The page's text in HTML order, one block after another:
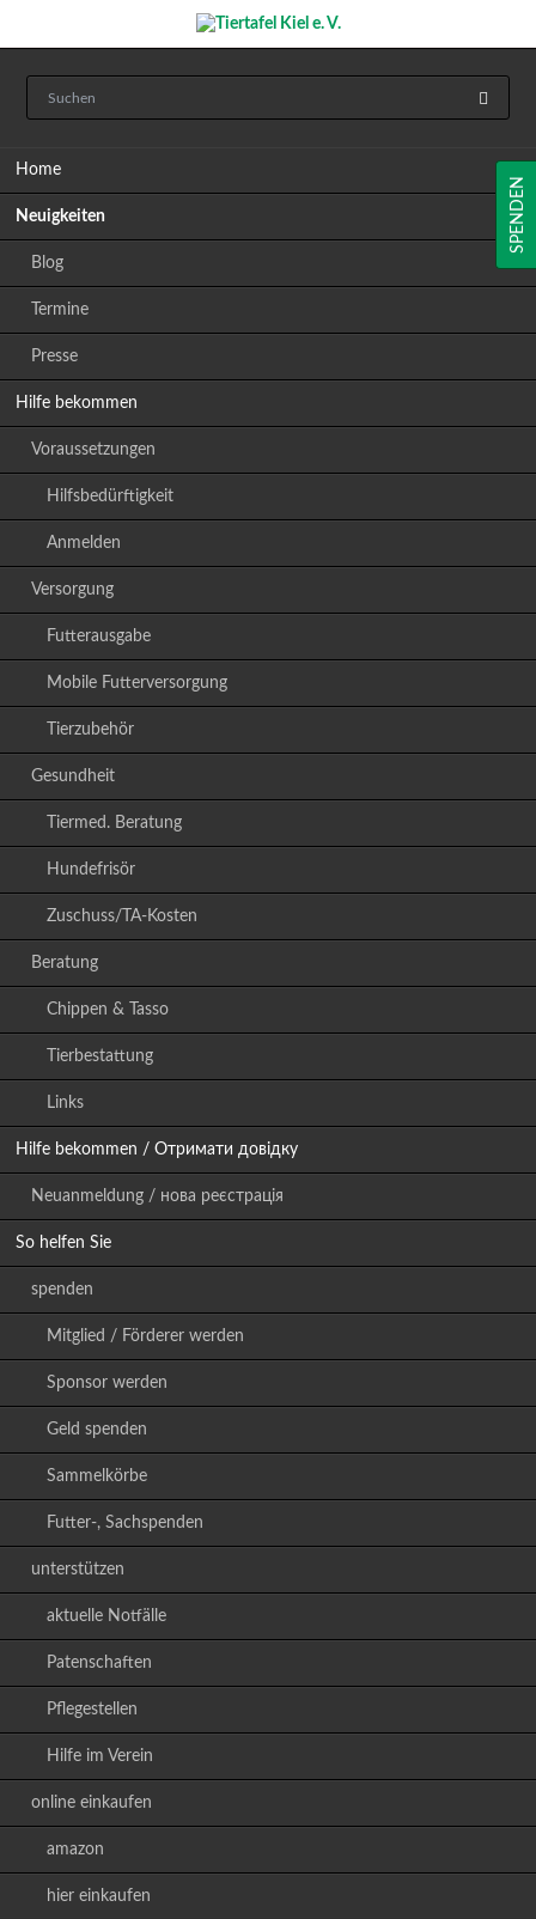
Home
Neuigkeiten
Blog
Termine
Presse
Hilfe bekommen
Voraussetzungen
Hilfsbedürftigkeit
Anmelden
Versorgung
Futterausgabe
Mobile Futterversorgung
Tierzubehör
Gesundheit
Tiermed. Beratung
Hundefrisör
Zuschuss/TA-Kosten
Beratung
Chippen & Tasso
Tierbestattung
Links
Hilfe bekommen / Отримати довідку
Neuanmeldung / нова реєстрація
So helfen Sie
spenden
Mitglied / Förderer werden
Sponsor werden
Geld spenden
Sammelkörbe
Futter-, Sachspenden
unterstützen
aktuelle Notfälle
Patenschaften
Pflegestellen
Hilfe im Verein
online einkaufen
amazon
hier einkaufen
SPENDEN